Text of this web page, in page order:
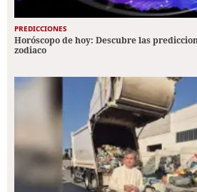
PREDICCIONES
Horóscopo de hoy: Descubre las
zodiaco